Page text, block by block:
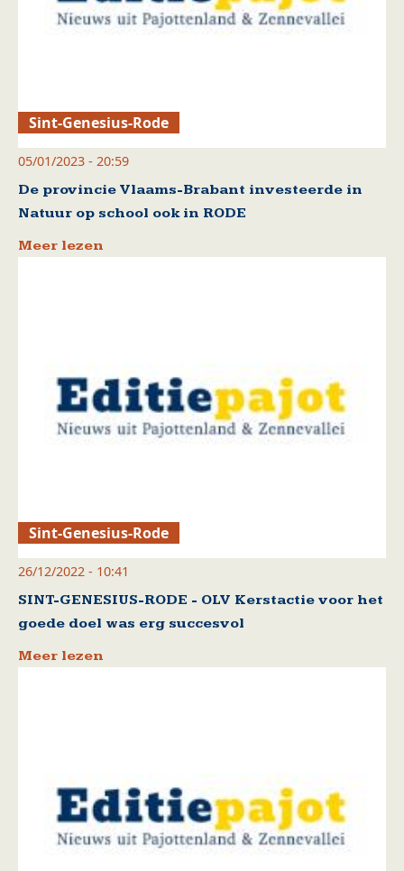
Sint-Genesius-Rode
05/01/2023 - 20:59
De provincie Vlaams-Brabant investeerde in
Natuur op school ook in RODE
Meer lezen
Sint-Genesius-Rode
26/12/2022 - 10:41
SINT-GENESIUS-RODE - OLV Kerstactie voor het
goede doel was erg succesvol
Meer lezen